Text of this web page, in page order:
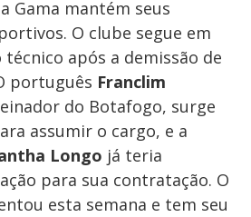
Gama mantém seus
O clube segue em
técnico após a demissão de
português Franclim
do Botafogo, surge
assumir o cargo, e a
Longo já teria
para sua contratação. O
esta semana e tem seu